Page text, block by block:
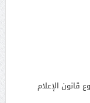
قانون الإعلام